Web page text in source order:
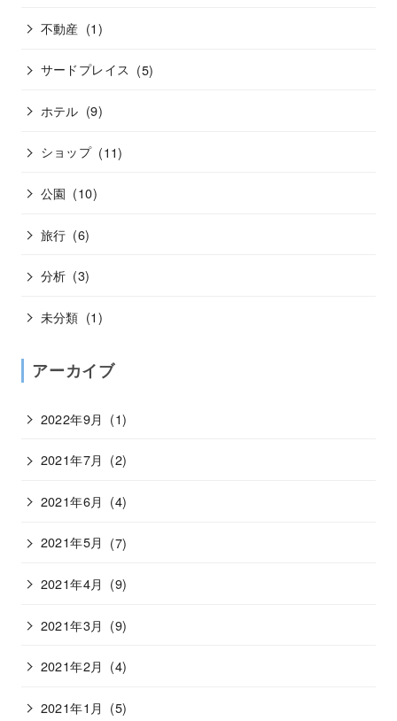
不動産 (1)
サードプレイス (5)
ホテル (9)
ショップ (11)
公園 (10)
旅行 (6)
分析 (3)
未分類 (1)
アーカイブ
2022年9月 (1)
2021年7月 (2)
2021年6月 (4)
2021年5月 (7)
2021年4月 (9)
2021年3月 (9)
2021年2月 (4)
2021年1月 (5)